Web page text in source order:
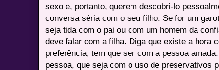
sexo e, portanto, querem descobri-lo
conversa séria com o seu filho. Se for um
seja tida com o pai ou com um homem da
deve falar com a filha. Diga que existe a hora
preferência, tem que ser com a pessoa
pessoa, que seja com o uso de preservativos